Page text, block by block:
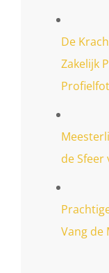
De
Zakelijk
de Sfeer
Vang de